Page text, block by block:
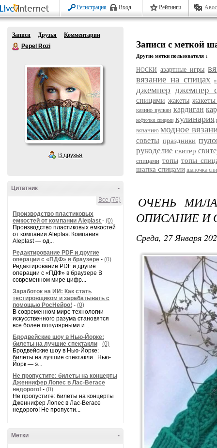
Регистрация Вход Рейтинги
Записи Друзья
Комментарии
Pepel Rozi
В друзья
-
Цитатник
Все (76)
Производство пластиковых
емкостей от компании Aleplast - (0)
Производство пластиковых емкостей
от компании Aleplast Компания
Aleplast — од...
Редактирование PDF и другие
операции с «ПДФ» в браузере - (0)
Редактирование PDF и другие
операции с «ПДФ» в браузере В
современном мире цифр...
Заработок на ИИ: Как стать
тестировщиком и зарабатывать с
помощью РосНейро! - (0)
В современном мире технологии
искусственного разума становятся
все более популярными и ...
Бродвейские шоу в Нью-Йорке:
билеты на лучшие спектакли - (0)
Бродвейские шоу в Нью-Йорке:
билеты на лучшие спектакли Нью-
Йорк — э...
Не пропустите: билеты на концерты
Дженнифер Лопес в Лас-Вегасе
недорого! - (0)
Не пропустите: билеты на концерты
Дженнифер Лопес в Лас-Вегасе
недорого! Не пропусти...
-
Метки
Записи с меткой
Другие метки пользователя ↓
НОСКИ азартные игры
вязание на спицах
джемпер джемпер
спицами жакеты
казино вулкан кардиган
кофточки спицами кулинария
вязанию модное
советы праздники
рукоделие свитер
спицами топы топы
шапка спицами шапочка
ОЧЕНЬ
ОПИСАНИЕ И
Среда, 27 Января